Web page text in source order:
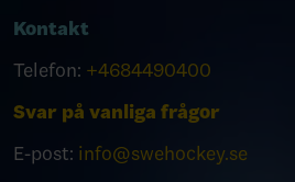
Kontakt
Telefon: +4684490400
Svar på vanliga frågor
E-post: info@swehockey.se